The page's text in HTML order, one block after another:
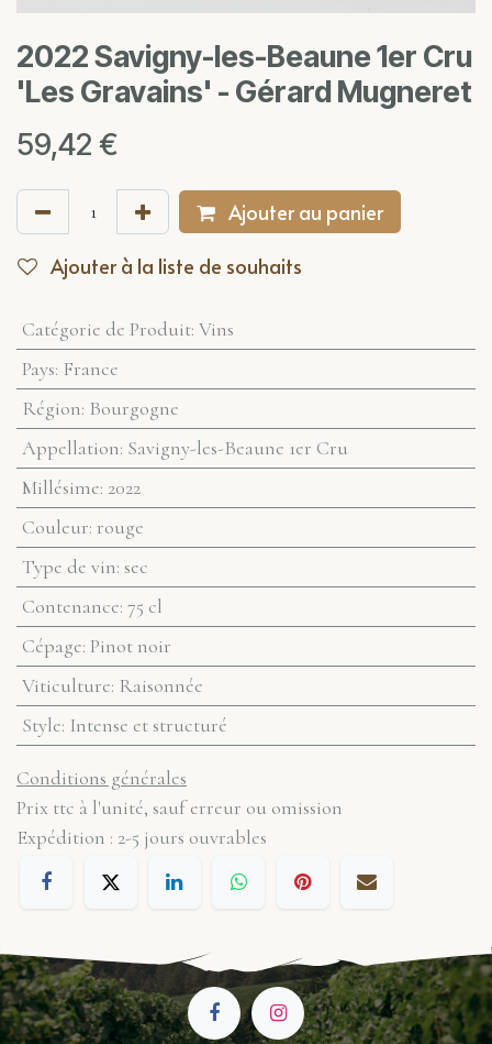
2022 Savigny-les-Beaune 1er Cru
'Les Gravains' - Gérard Mugneret
59,42 €
Ajouter au panier
Ajouter à la liste de souhaits
Catégorie de Produit: Vins
Pays: France
Région: Bourgogne
Appellation: Savigny-les-Beaune 1er Cru
Millésime: 2022
Couleur: rouge
Type de vin: sec
Contenance: 75 cl
Cépage: Pinot noir
Viticulture: Raisonnée
Style: Intense et structuré
Conditions générales
Prix ttc à l'unité, sauf erreur ou omission
Expédition : 2-5 jours ouvrables